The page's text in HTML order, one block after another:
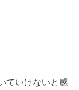
ていけないと感